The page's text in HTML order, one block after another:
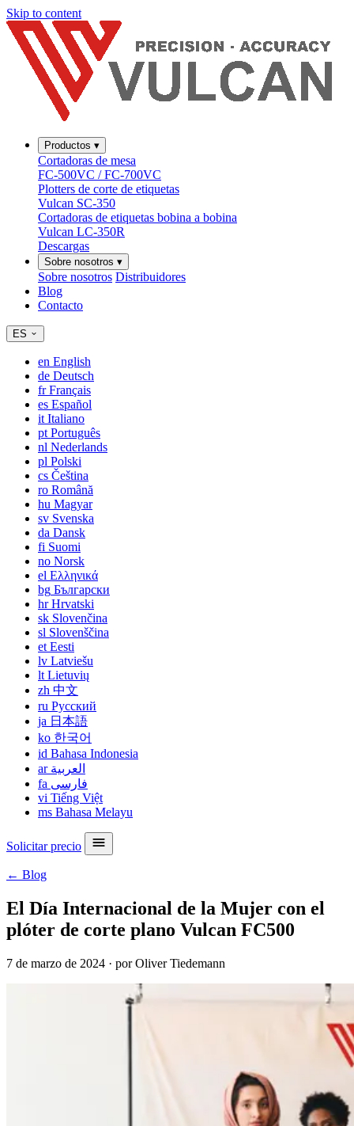
Skip to content
Productos ▾
Cortadoras de mesa
FC-500VC / FC-700VC
Plotters de corte de etiquetas
Vulcan SC-350
Cortadoras de etiquetas bobina a bobina
Vulcan LC-350R
Descargas
Sobre nosotros ▾
Sobre nosotros Distribuidores
Blog
Contacto
ES
en English
de Deutsch
frFrançais
es Español
it Italiano
pt Português
nl Nederlands
pl Polski
cs Čeština
ro Română
hu Magyar
sv Svenska
da Dansk
fi Suomi
no Norsk
el Ελληνικά
bg Български
hrHrvatski
sk Slovenčina
sl Slovenščina
et Eesti
lv Latviešu
lt Lietuvių
zh 中文
ru Русский
ja 日本語
ko 한국어
id Bahasa Indonesia
ar العربية
fa فارسی
vi Tiếng Việt
ms Bahasa Melayu
Solicitar precio
← Blog
El Día Internacional de la Mujer con el
plóter de corte plano Vulcan FC500
7 de marzo de 2024 · por Oliver Tiedemann